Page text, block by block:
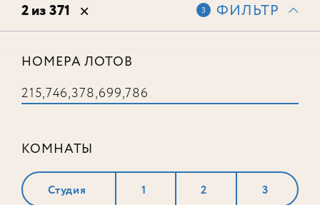
2 из 371 3 ФИЛЬТР
НОМЕРА ЛОТОВ
КОМНАТЫ
Студия 1 2 3